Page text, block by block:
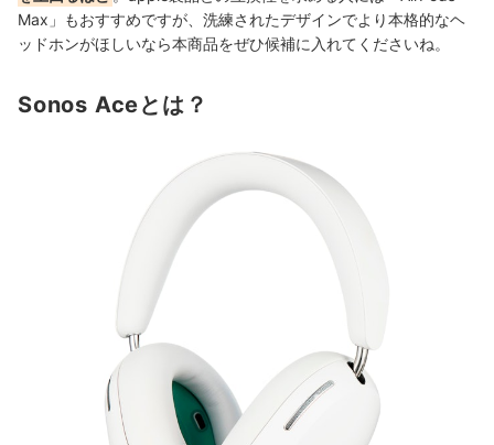
Max」もおすすめですが、洗練されたデザインでより本格的なヘ
ッドホンがほしいなら本商品をぜひ候補に入れてくださいね。
Sonos Aceとは？